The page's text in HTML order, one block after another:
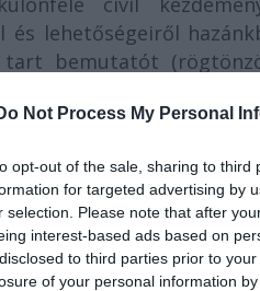
Not Process My Personal
opt-out of the sale, sharing to
for targeted advertising by
selection. Please note that after
interest-based ads based on
to third parties prior to
of your personal information
lehetőségeiről
bemutatót